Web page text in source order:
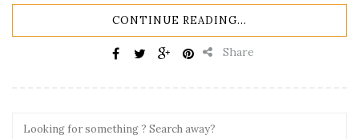
CONTINUE READING...
Share